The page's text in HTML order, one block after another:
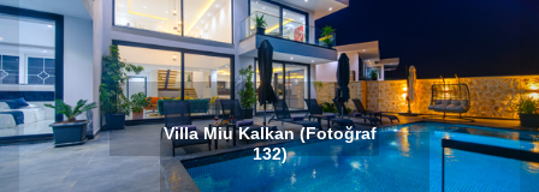
Villa Miu Kalkan (Fotoğraf
132)